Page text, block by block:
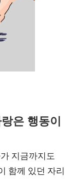
은 행동이
지금까지도
함께 있던 자리